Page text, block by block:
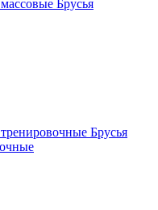
Брусья
Брусья